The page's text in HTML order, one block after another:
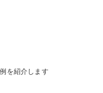
を紹介します